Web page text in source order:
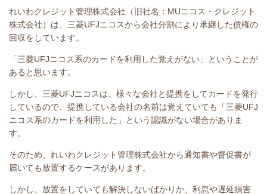
れいわクレジット管理株式会社（旧社名：MUニコス・クレジット
株式会社）は、三菱UFJニコスから会社分割により承継した債権の
回収をしています。
「三菱UFJニコス系のカードを利用した覚えがない」ということが
あると思います。
しかし、三菱UFJニコスは、様々な会社と提携をしてカードを発行
しているので、提携している会社の名前は覚えていても「三菱UFJ
ニコス系のカードを利用した 」という認識がない場合がありま
す。
そのため、れいわクレジット管理株式会社から通知書や督促書が
届いても放置するケースがあります。
しかし、放置をしていても解決しないばかりか、利息や遅延損害